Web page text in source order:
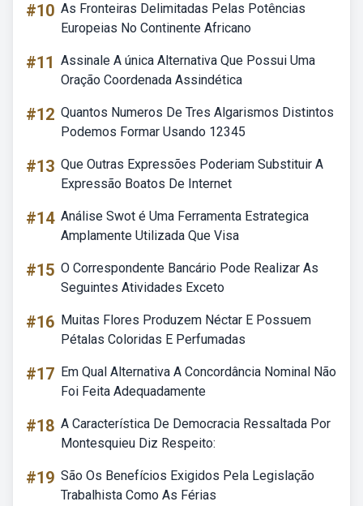
#10 As Fronteiras Delimitadas Pelas Potências
Europeias No Continente Africano
#11 Assinale A única Alternativa Que Possui Uma
Oração Coordenada Assindética
#12 Quantos Numeros De Tres Algarismos Distintos
Podemos Formar Usando 12345
#13 Que Outras Expressões Poderiam Substituir A
Expressão Boatos De Internet
#14 Análise Swot é Uma Ferramenta Estrategica
Amplamente Utilizada Que Visa
#15 O Correspondente Bancário Pode Realizar As
Seguintes Atividades Exceto
#16 Muitas Flores Produzem Néctar E Possuem
Pétalas Coloridas E Perfumadas
#17 Em Qual Alternativa A Concordância Nominal Não
Foi Feita Adequadamente
#18 A Característica De Democracia Ressaltada Por
Montesquieu Diz Respeito:
#19 São Os Benefícios Exigidos Pela Legislação
Trabalhista Como As Férias